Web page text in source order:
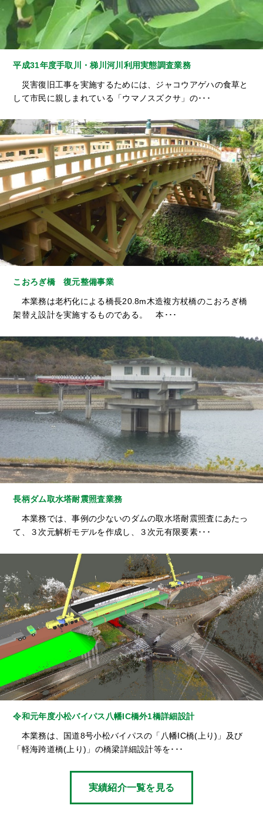
平成31年度手取川・梯川河川利用実態調査業務
災害復旧工事を実施するためには、ジャコウアゲハの食草と
して市民に親しまれている「ウマノスズクサ」の･･･
こおろぎ橋 復元整備事業
本業務は老朽化による橋長20.8m木造複方杖橋のこおろぎ橋
架替え設計を実施するものである。 本･･･
長柄ダム取水塔耐震照査業務
本業務では、事例の少ないのダムの取水塔耐震照査にあたっ
て、３次元解析モデルを作成し、３次元有限要素･･･
令和元年度小松バイパス八幡IC橋外1橋詳細設計
本業務は、国道8号小松バイパスの「八幡IC橋(上り)」及び
「軽海跨道橋(上り)」の橋梁詳細設計等を･･･
実績紹介一覧を見る